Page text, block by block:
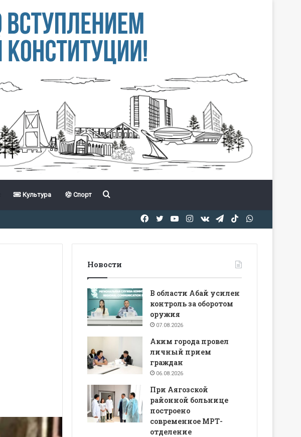
Культура Спорт Іздеу
TikTok
Telegram
vk.com
Instagram
YouTube
Twitter
Facebook
Новости
В области Абай усилен
контроль за оборотом
оружия
07.08.2026
Аким города провел
личный прием
граждан
06.08.2026
При Аягозской
районной больнице
построено
современное МРТ-
отделение